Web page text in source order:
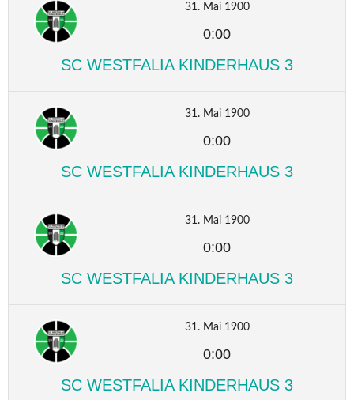
31. Mai 1900
0:00
SC WESTFALIA KINDERHAUS 3
31. Mai 1900
0:00
SC WESTFALIA KINDERHAUS 3
31. Mai 1900
0:00
SC WESTFALIA KINDERHAUS 3
31. Mai 1900
0:00
SC WESTFALIA KINDERHAUS 3